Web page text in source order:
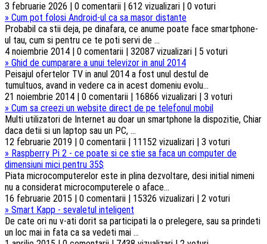
3 februarie 2026 | 0 comentarii | 612 vizualizari | 0 voturi
» Cum pot folosi Android-ul ca sa masor distante
Probabil ca stii deja, pe dinafara, ce anume poate face smartphone-
ul tau, cum si pentru ce te poti servi de ...
4 noiembrie 2014 | 0 comentarii | 32087 vizualizari | 5 voturi
» Ghid de cumparare a unui televizor in anul 2014
Peisajul ofertelor TV in anul 2014 a fost unul destul de
tumultuos, avand in vedere ca in acest domeniu evolu...
21 noiembrie 2014 | 0 comentarii | 16866 vizualizari | 3 voturi
» Cum sa creezi un website direct de pe telefonul mobil
Multi utilizatori de Internet au doar un smartphone la dispozitie, Chiar
daca detii si un laptop sau un PC, ...
12 februarie 2019 | 0 comentarii | 11152 vizualizari | 3 voturi
» Raspberry Pi 2 - ce poate si ce stie sa faca un computer de
dimensiuni mici pentru 35$
Piata microcomputerelor este in plina dezvoltare, desi initial nimeni
nu a considerat microcomputerele o aface...
16 februarie 2015 | 0 comentarii | 15326 vizualizari | 2 voturi
» Smart Kapp - sevaletul inteligent
De cate ori nu v-ati dorit sa participati la o prelegere, sau sa prindeti
un loc mai in fata ca sa vedeti mai ...